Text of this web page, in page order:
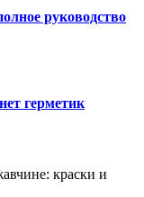
руководство
герметик